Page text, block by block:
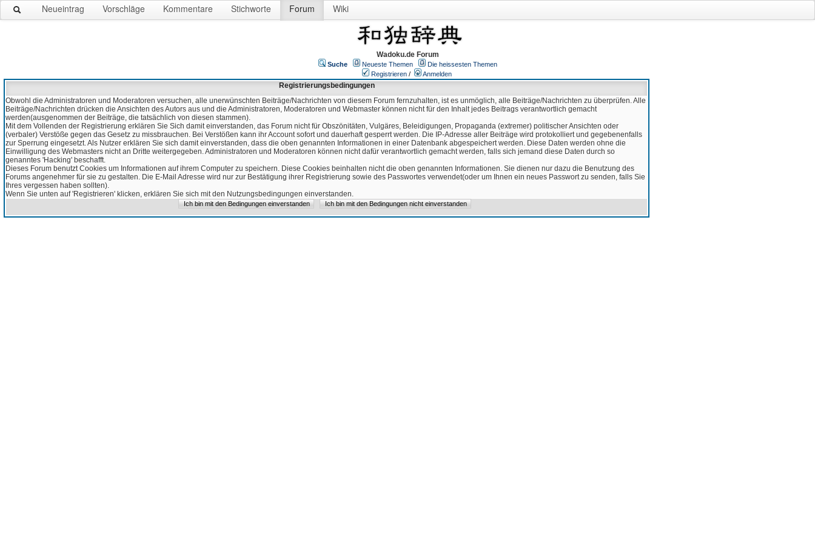
Neueintrag Vorschläge Kommentare Stichworte Forum Wiki
Wadoku.de Forum
Suche Neueste Themen
Die heissesten Themen
Registrieren / Anmelden
Registrierungsbedingungen
Obwohl die Administratoren und Moderatoren versuchen, alle unerwünschten Beiträge/Nachrichten von diesem Forum fernzuhalten, ist es unmöglich, alle Beiträge/Nachrichten zu überprüfen. Alle
Beiträge/Nachrichten drücken die Ansichten des Autors aus und die Administratoren, Moderatoren und Webmaster können nicht für den Inhalt jedes Beitrags verantwortlich gemacht
werden(ausgenommen der Beiträge, die tatsächlich von diesen stammen).
Mit dem Vollenden der Registrierung erklären Sie Sich damit einverstanden, das Forum nicht für Obszönitäten, Vulgäres, Beleidigungen, Propaganda (extremer) politischer Ansichten oder
(verbaler) Verstöße gegen das Gesetz zu missbrauchen. Bei Verstößen kann ihr Account sofort und dauerhaft gesperrt werden. Die IP-Adresse aller Beiträge wird protokolliert und gegebenenfalls
zur Sperrung eingesetzt. Als Nutzer erklären Sie sich damit einverstanden, dass die oben genannten Informationen in einer Datenbank abgespeichert werden. Diese Daten werden ohne die
Einwilligung des Webmasters nicht an Dritte weitergegeben. Administratoren und Moderatoren können nicht dafür verantwortlich gemacht werden, falls sich jemand diese Daten durch so
genanntes 'Hacking' beschafft.
Dieses Forum benutzt Cookies um Informationen auf ihrem Computer zu speichern. Diese Cookies beinhalten nicht die oben genannten Informationen. Sie dienen nur dazu die Benutzung des
Forums angenehmer für sie zu gestalten. Die E-Mail Adresse wird nur zur Bestätigung ihrer Registrierung sowie des Passwortes verwendet(oder um Ihnen ein neues Passwort zu senden, falls Sie
Ihres vergessen haben sollten).
Wenn Sie unten auf 'Registrieren' klicken, erklären Sie sich mit den Nutzungsbedingungen einverstanden.